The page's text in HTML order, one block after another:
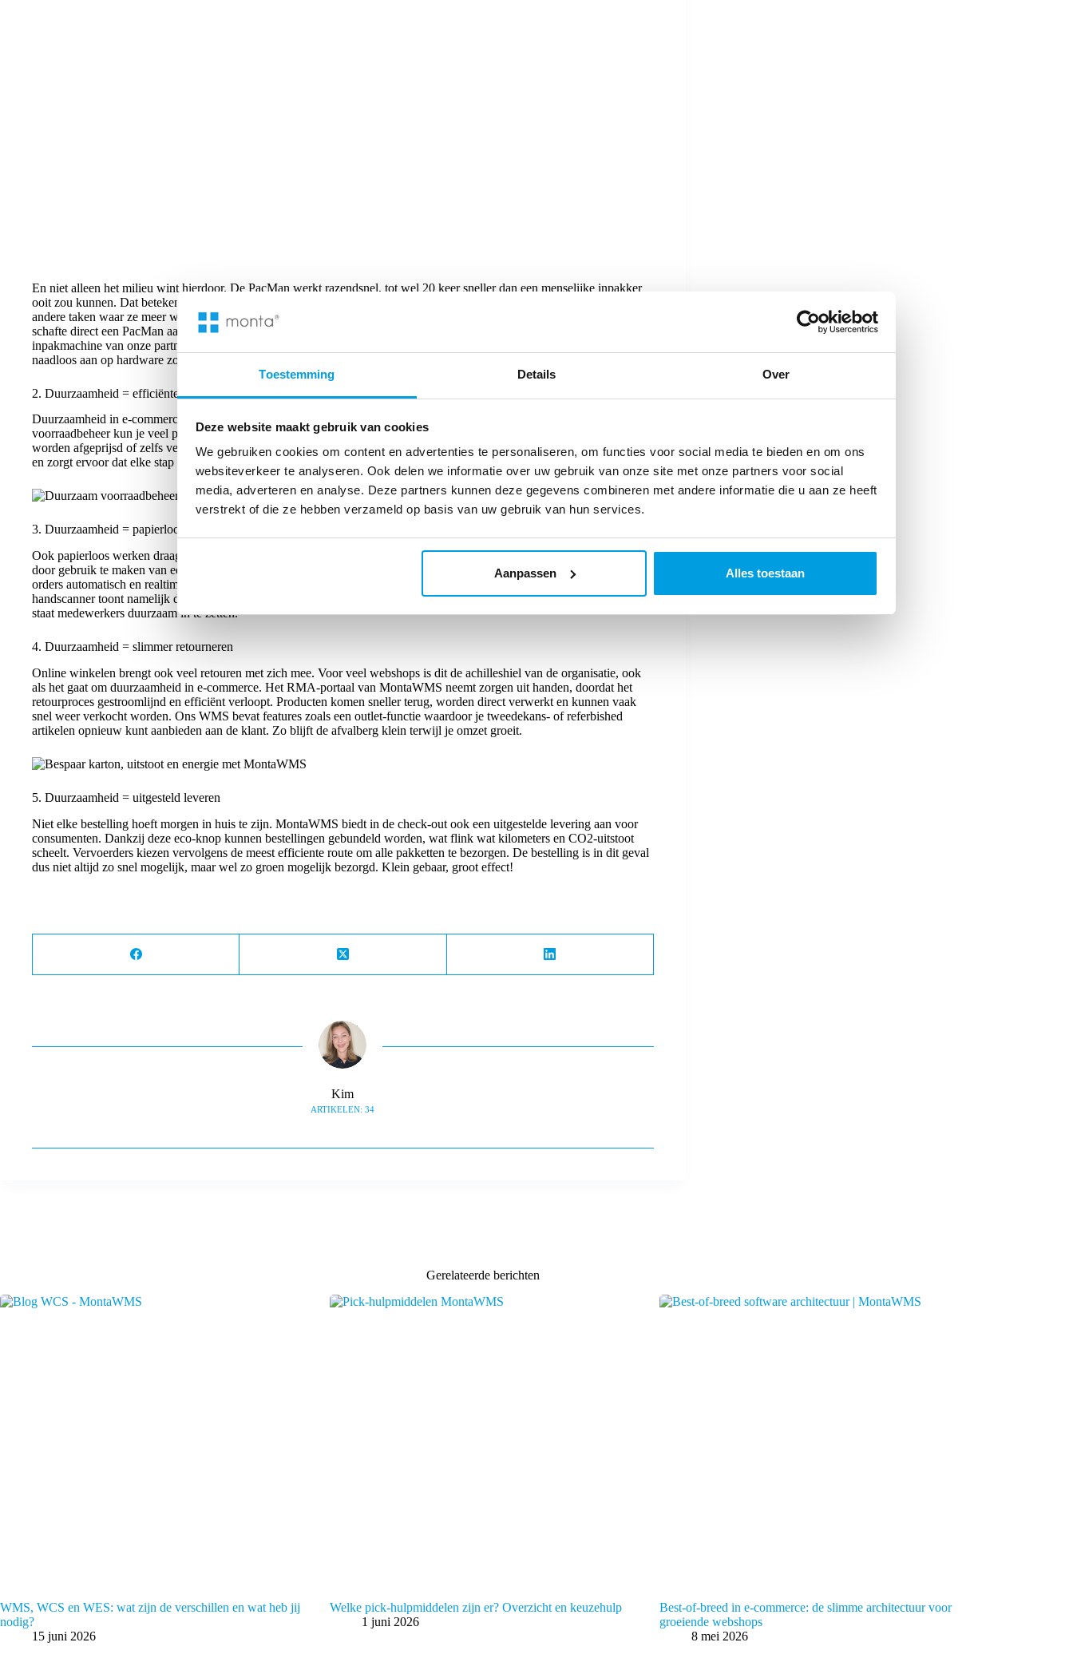
Toestemming Details Over
Deze website maakt gebruik van cookies
We gebruiken cookies om content en advertenties te personaliseren, om functies voor social media te bieden en om ons
websiteverkeer te analyseren. Ook delen we informatie over uw gebruik van onze site met onze partners voor social
media, adverteren en analyse. Deze partners kunnen deze gegevens combineren met andere informatie die u aan ze heeft
verstrekt of die ze hebben verzameld op basis van uw gebruik van hun services.
Aanpassen Alles toestaan
En niet alleen het milieu wint hierdoor. De PacMan werkt razendsnel, tot wel 20 keer sneller dan een menselijke inpakker
ooit zou kunnen. Dat betekent een flinke besparing op energie en mankracht, zodat medewerkers zich kunnen richten op
andere taken waar ze meer waarde kunnen toevoegen. PowerComponents werkt sinds begin 2025 met MontaWMS en
schafte direct een PacMan aan. Tijdens de implementatie werd direct een succesvolle koppeling gemaakt met een CVP-
inpakmachine van onze partner
naadloos aan op hardware zoals de inpakmachine en verloopt jouw supply chain op rolletjes!
2. Duurzaamheid = efficiënter inkopen
Duurzaamheid in e-commerce zit ook in slimme keuzes maken – en daar helpt MontaWMS bij. Door data-gedreven
voorraadbeheer kun je veel preciezer voorraad inkopen. Geen overvolle magazijnen meer met producten die uiteindelijk
worden afgeprijsd of zelfs vernietigd. Alles draait om de juiste hoeveelheid, op het juiste moment. Dat voorkomt verspilling
en zorgt ervoor dat elke stap in de keten duurzamer wordt.
3. Duurzaamheid = papierloos werken
Ook papierloos werken draagt bij aan een duurzamere logistiek. Met MontaWMS kun je eenvoudig papierloos orderpicken
door gebruik te maken van een handscanner. Je selecteert op de scanner de juiste verdieping en pickstroom, waarna de
orders automatisch en realtime worden toegewezen. Zo bespaar je niet alleen papier, maar ook tijd en moeite: de
handscanner toont namelijk direct de meest efficiënte looproute. Dat is niet alleen beter voor het milieu, maar stelt je ook in
staat medewerkers duurzaam in te zetten.
4. Duurzaamheid = slimmer retourneren
Online winkelen brengt ook veel retouren met zich mee. Voor veel webshops is dit de achilleshiel van de organisatie, ook
als het gaat om duurzaamheid in e-commerce. Het RMA-portaal van MontaWMS neemt zorgen uit handen, doordat het
retourproces gestroomlijnd en efficiënt verloopt. Producten komen sneller terug, worden direct verwerkt en kunnen vaak
snel weer verkocht worden. Ons WMS bevat features zoals een outlet-functie waardoor je tweedekans- of referbished
artikelen opnieuw kunt aanbieden aan de klant. Zo blijft de afvalberg klein terwijl je omzet groeit.
5. Duurzaamheid = uitgesteld leveren
Niet elke bestelling hoeft morgen in huis te zijn. MontaWMS biedt in de check-out ook een uitgestelde levering aan voor
consumenten. Dankzij deze eco-knop kunnen bestellingen gebundeld worden, wat flink wat kilometers en CO2-uitstoot
scheelt. Vervoerders kiezen vervolgens de meest efficiente route om alle pakketten te bezorgen. De bestelling is in dit geval
dus niet altijd zo snel mogelijk, maar wel zo groen mogelijk bezorgd. Klein gebaar, groot effect!
Kim
ARTIKELEN: 34
Gerelateerde berichten
WMS, WCS en WES: wat zijn de verschillen en wat heb jij
nodig?
15 juni 2026
Welke pick-hulpmiddelen zijn er? Overzicht en keuzehulp
1 juni 2026
Best-of-breed in e-commerce: de slimme architectuur voor
groeiende webshops
8 mei 2026